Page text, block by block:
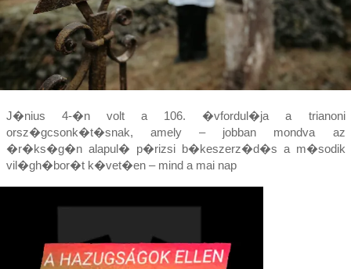
J�nius 4-�n volt a 106. �vfordul�ja a trianoni
orsz�gcsonk�t�snak, amely – jobban mondva az
�r�ks�g�n alapul� p�rizsi b�keszerz�d�s a m�sodik
vil�gh�bor�t k�vet�en – mind a mai nap